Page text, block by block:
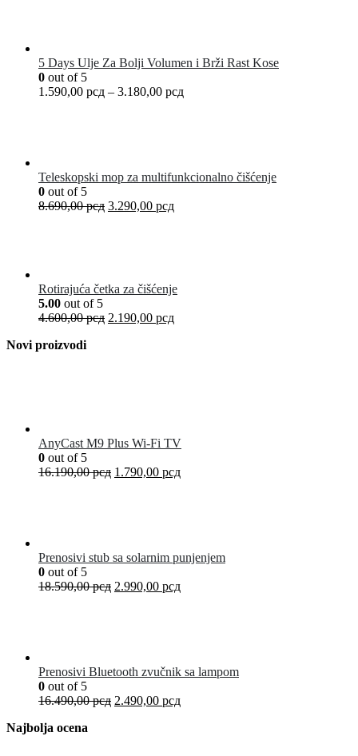
5 Days Ulje Za Bolji Volumen i Brži Rast Kose
0 out of 5
1.590,00 рсд – 3.180,00 рсд
Teleskopski mop za multifunkcionalno čišćenje
0 out of 5
8.690,00рсд 3.290,00 рсд
Rotirajuća četka za čišćenje
5.00 out of 5
4.600,00рсд 2.190,00 рсд
Novi proizvodi
AnyCast M9 Plus Wi-Fi TV
0 out of 5
16.190,00рсд 1.790,00 рсд
Prenosivi stub sa solarnim punjenjem
0 out of 5
18.590,00рсд 2.990,00 рсд
Prenosivi Bluetooth zvučnik sa lampom
0 out of 5
16.490,00рсд 2.490,00 рсд
Najbolja ocena